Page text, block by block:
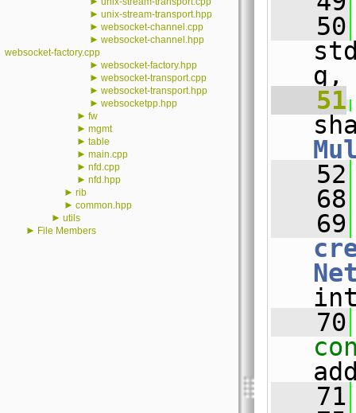
► unix-stream-transport.hpp
► websocket-channel.cpp
► websocket-channel.hpp
websocket-factory.cpp
► websocket-factory.hpp
► websocket-transport.cpp
► websocket-transport.hpp
► websocketpp.hpp
► fw
► mgmt
► table
► main.cpp
► nfd.cpp
► nfd.hpp
► rib
► common.hpp
► utils
► File Members
   50
g,
   51
   52
   68
   69
   70
   71